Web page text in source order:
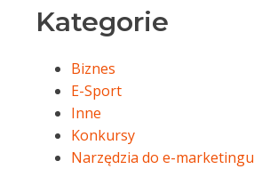
Kategorie
Biznes
E-Sport
Inne
Konkursy
Narzędzia do e-marketingu